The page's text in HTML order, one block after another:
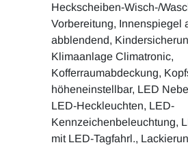
Heckscheiben-Wisch-/
Vorbereitung, Innenspiegel
abblendend,
Klimaanlage Climatronic,
Kofferraumabdeckung,
höheneinstellbar, LED
LED-Heckleuchten, LED-
Kennzeichenbeleuchtung,
mit LED-Tagfahrl.,